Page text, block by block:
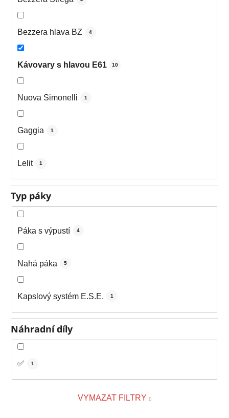
Bezzera hlava BZ 4
Kávovary s hlavou E61 10
Nuova Simonelli 1
Gaggia 1
Lelit 1
Typ páky
Páka s výpustí 4
Nahá páka 5
Kapslový systém E.S.E. 1
Náhradní díly
✅ 1
VYMAZAT FILTRY